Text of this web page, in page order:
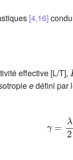
[4,16]
effective [L/T],
edéfini par
γ